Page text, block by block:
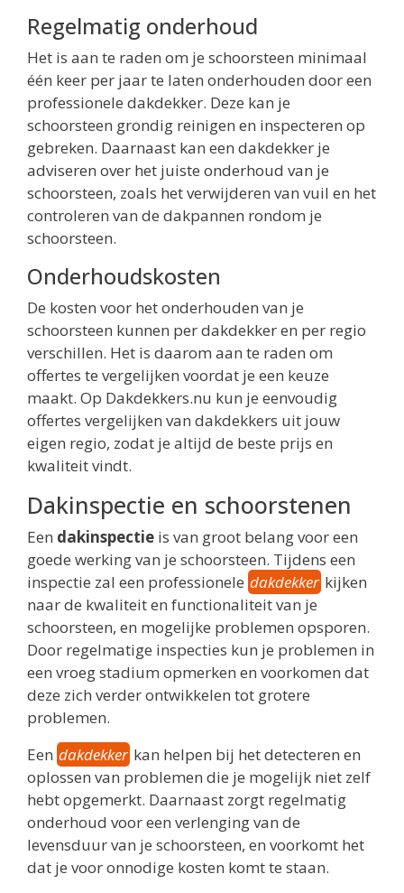
Regelmatig onderhoud
Het is aan te raden om je schoorsteen minimaal
één keer per jaar te laten onderhouden door een
professionele dakdekker. Deze kan je
schoorsteen grondig reinigen en inspecteren op
gebreken. Daarnaast kan een dakdekker je
adviseren over het juiste onderhoud van je
schoorsteen, zoals het verwijderen van vuil en het
controleren van de dakpannen rondom je
schoorsteen.
Onderhoudskosten
De kosten voor het onderhouden van je
schoorsteen kunnen per dakdekker en per regio
verschillen. Het is daarom aan te raden om
offertes te vergelijken voordat je een keuze
maakt. Op Dakdekkers.nu kun je eenvoudig
offertes vergelijken van dakdekkers uit jouw
eigen regio, zodat je altijd de beste prijs en
kwaliteit vindt.
Dakinspectie en schoorstenen
Een dakinspectie is van groot belang voor een
goede werking van je schoorsteen. Tijdens een
inspectie zal een professionele dakdekker kijken
naar de kwaliteit en functionaliteit van je
schoorsteen, en mogelijke problemen opsporen.
Door regelmatige inspecties kun je problemen in
een vroeg stadium opmerken en voorkomen dat
deze zich verder ontwikkelen tot grotere
problemen.
Een dakdekker kan helpen bij het detecteren en
oplossen van problemen die je mogelijk niet zelf
hebt opgemerkt. Daarnaast zorgt regelmatig
onderhoud voor een verlenging van de
levensduur van je schoorsteen, en voorkomt het
dat je voor onnodige kosten komt te staan.